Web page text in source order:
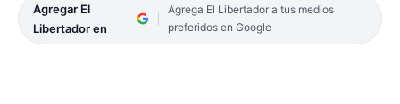
Agregar El
Libertador en
Agrega El Libertador a tus medios
preferidos en Google